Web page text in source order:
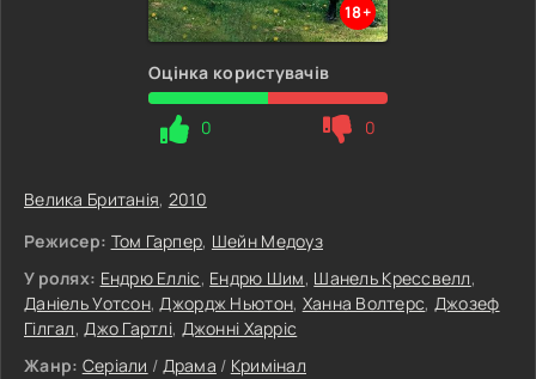
18+
Оцінка користувачів
0 0
Велика Британія, 2010
Режисер: Том Гарпер, Шейн Медоуз
У ролях: Ендрю Елліс, Ендрю Шим, Шанель Крессвелл,
Даніель Уотсон,Джордж Ньютон, Ханна Волтерс, Джозеф
Гілгал,Джо Гартлі, Джонні Харріс
Жанр: Серіали / Драма / Кримінал